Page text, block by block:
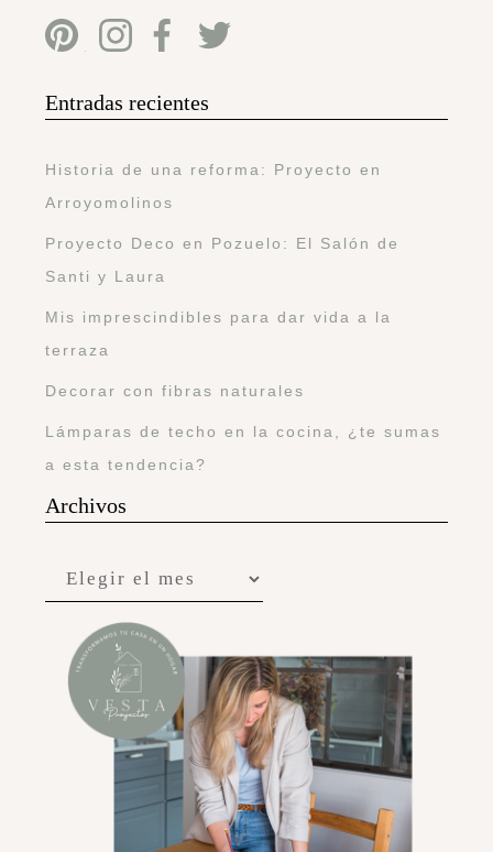
Entradas recientes
Historia de una reforma: Proyecto en
Arroyomolinos
Proyecto Deco en Pozuelo: El Salón de
Santi y Laura
Mis imprescindibles para dar vida a la
terraza
Decorar con fibras naturales
Lámparas de techo en la cocina, ¿te sumas
a esta tendencia?
Archivos